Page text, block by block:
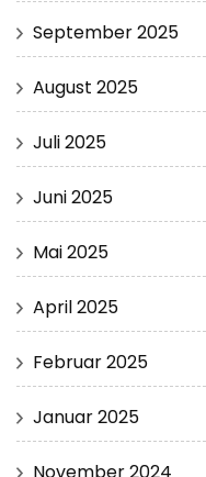
September 2025
August 2025
Juli 2025
Juni 2025
Mai 2025
April 2025
Februar 2025
Januar 2025